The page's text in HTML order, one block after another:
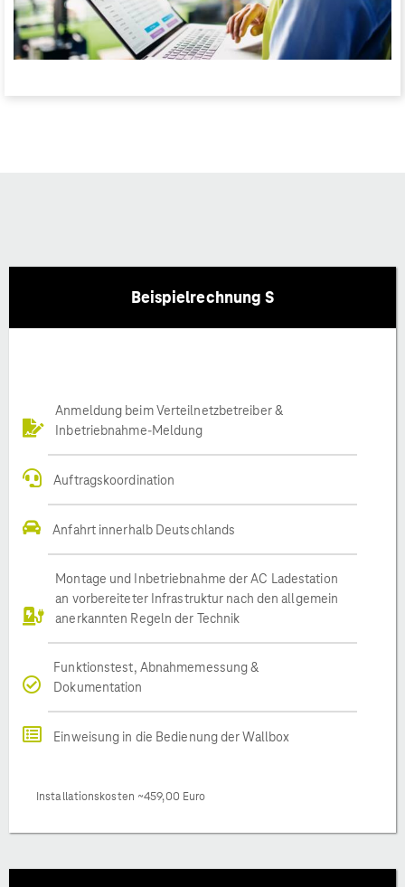
Beispielrechnung S
Anmeldung beim Verteilnetzbetreiber &
Inbetriebnahme-Meldung
Auftragskoordination
Anfahrt innerhalb Deutschlands
Montage und Inbetriebnahme der AC Ladestation
an vorbereiteter Infrastruktur nach den allgemein
anerkannten Regeln der Technik
Funktionstest, Abnahmemessung &
Dokumentation
Einweisung in die Bedienung der Wallbox
Installationskosten ~459,00 Euro